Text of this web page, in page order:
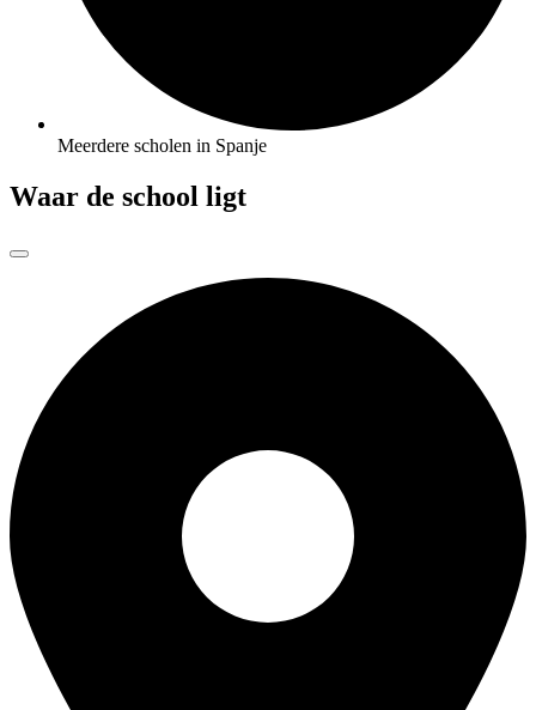
Meerdere scholen in Spanje
Waar de school ligt